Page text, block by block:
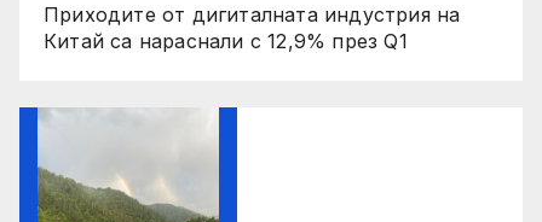
Приходите от дигиталната индустрия на
Китай са нараснали с 12,9% през Q1